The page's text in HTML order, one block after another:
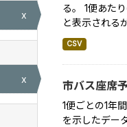
x
x
る。 1便あた
と表示される
CSV
市バス座席
1便ごとの1年
を示したデー